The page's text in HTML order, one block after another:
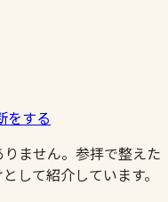
をする
ません。参拝で整えた
して紹介しています。